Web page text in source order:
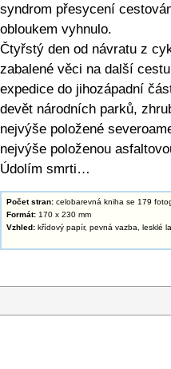
syndrom přesycení
obloukem vyhnulo.
Čtyřstý den od návratu z
zabalené věci na další
expedice do jihozápadní
devět národních parků,
nejvýše položené
nejvýše položenou
Údolím smrti…
Počet stran: celobarevná kniha se 179
Formát: 170 x 230 mm
Vzhled: křídový papír, pevná vazba, lesklé